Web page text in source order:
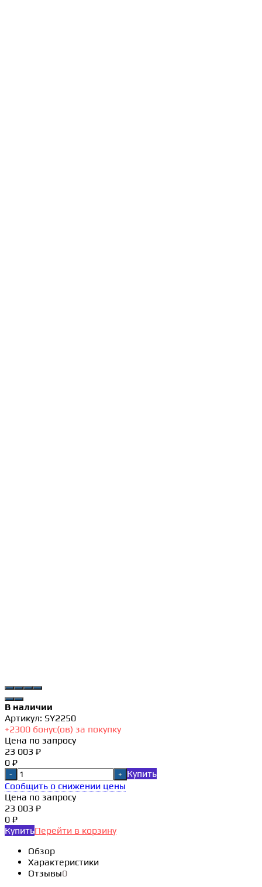
В наличии
Артикул: SY2250
+2300 бонус(ов) за покупку
Цена по запросу
23 003 ₽
0 ₽
- +
Купить
Сообщить о снижении цены
Цена по запросу
23 003 ₽
0 ₽
КупитьПерейти в корзину
Обзор
Характеристики
Отзывы0